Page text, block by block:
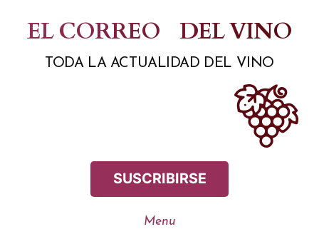
contenido
EL CORREO DEL VINO
TODA LA ACTUALIDAD DEL VINO
SUSCRIBIRSE